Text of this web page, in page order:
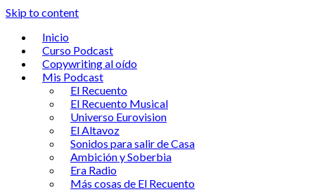
Skip to content
Inicio
Curso Podcast
Copywriting al oído
Mis Podcast
El Recuento
El Recuento Musical
Universo Eurovision
El Altavoz
Sonidos para salir de Casa
Ambición y Soberbia
Era Radio
Más cosas de El Recuento